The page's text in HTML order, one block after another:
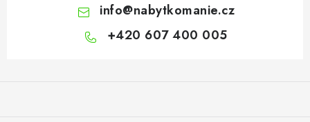
info@nabytkomanie.cz
+420 607 400 005